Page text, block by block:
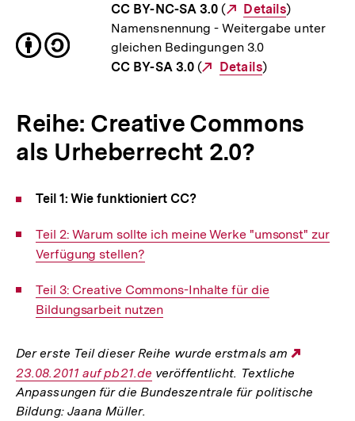
CC BY-NC-SA 3.0 (
Externer
Link:
Details)
Namensnennung - Weitergabe unter
gleichen Bedingungen 3.0
CC BY-SA 3.0 (
Externer
Details)
Reihe: Creative Commons
als Urheberrecht 2.0?
Teil 1: Wie funktioniert CC?
Interner
Link:
Teil 2: Warum sollte ich meine Werke "umsonst" zur
Verfügung stellen?
Interner
Link:
Teil 3: Creative Commons-Inhalte für die
Bildungsarbeit nutzen
Der erste Teil dieser Reihe wurde erstmals am
23.08.2011 auf pb21.de veröffentlicht. Textliche
Anpassungen für die Bundeszentrale für politische
Bildung: Jaana Müller.